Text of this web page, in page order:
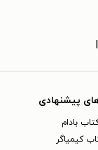
پیشنهادی
بادام
کیمیاگر